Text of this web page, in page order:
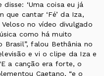
‘Uma coisa eu já
cantar ‘Fé’ da Iza,
no vídeo divulgado
como há muito
falou Bethânia no
e vi o clipe da Iza e
a canção era forte, o
Caetano, “e o